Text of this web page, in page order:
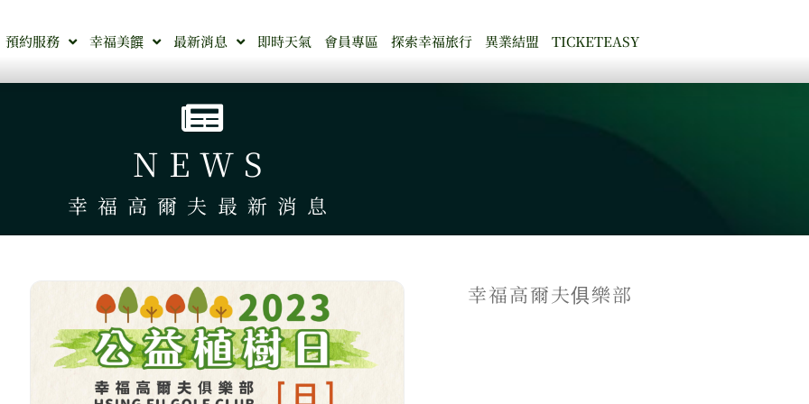
預約服務 幸福美饌 最新消息 即時天氣 會員專區 探索幸福旅行 異業結盟 TICKETEASY
NEWS
幸福高爾夫最新消息
幸福高爾夫俱樂部